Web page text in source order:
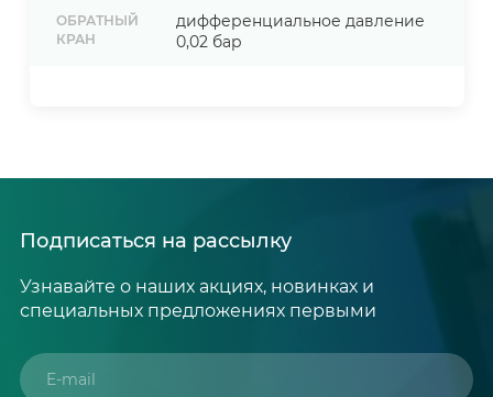
ОБРАТНЫЙ
КРАН
дифференциальное давление
0,02 бар
Подписаться на рассылку
Узнавайте о наших акциях, новинках и
специальных предложениях первыми